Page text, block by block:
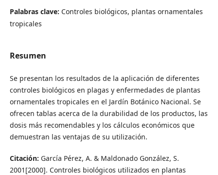
Palabras clave: Controles biológicos, plantas ornamentales
tropicales
Resumen
Se presentan los resultados de la aplicación de diferentes
controles biológicos en plagas y enfermedades de plantas
ornamentales tropicales en el Jardín Botánico Nacional. Se
ofrecen tablas acerca de la durabilidad de los productos, las
dosis más recomendables y los cálculos económicos que
demuestran las ventajas de su utilización.
Citación: García Pérez, A. & Maldonado González, S.
2001[2000]. Controles biológicos utilizados en plantas